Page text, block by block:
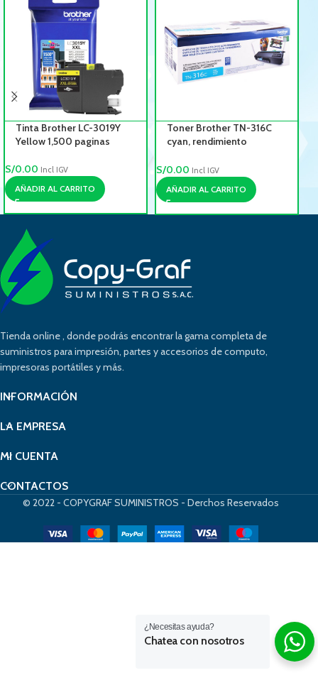
Tinta Brother LC-3019Y
Yellow 1,500 paginas
S/0.00 Incl IGV
AÑADIR AL CARRITO
Toner Brother TN-316C
cyan, rendimiento
S/0.00 Incl IGV
AÑADIR AL CARRITO
Tienda online , donde podrás encontrar la gama completa de
suministros para impresión, partes y accesorios de computo,
impresoras portátiles y más.
INFORMACIÓN
LA EMPRESA
MI CUENTA
CONTACTOS
© 2022 - COPYGRAF SUMINISTROS - Derchos Reservados
¿Necesitas ayuda?
Chatea con nosotros